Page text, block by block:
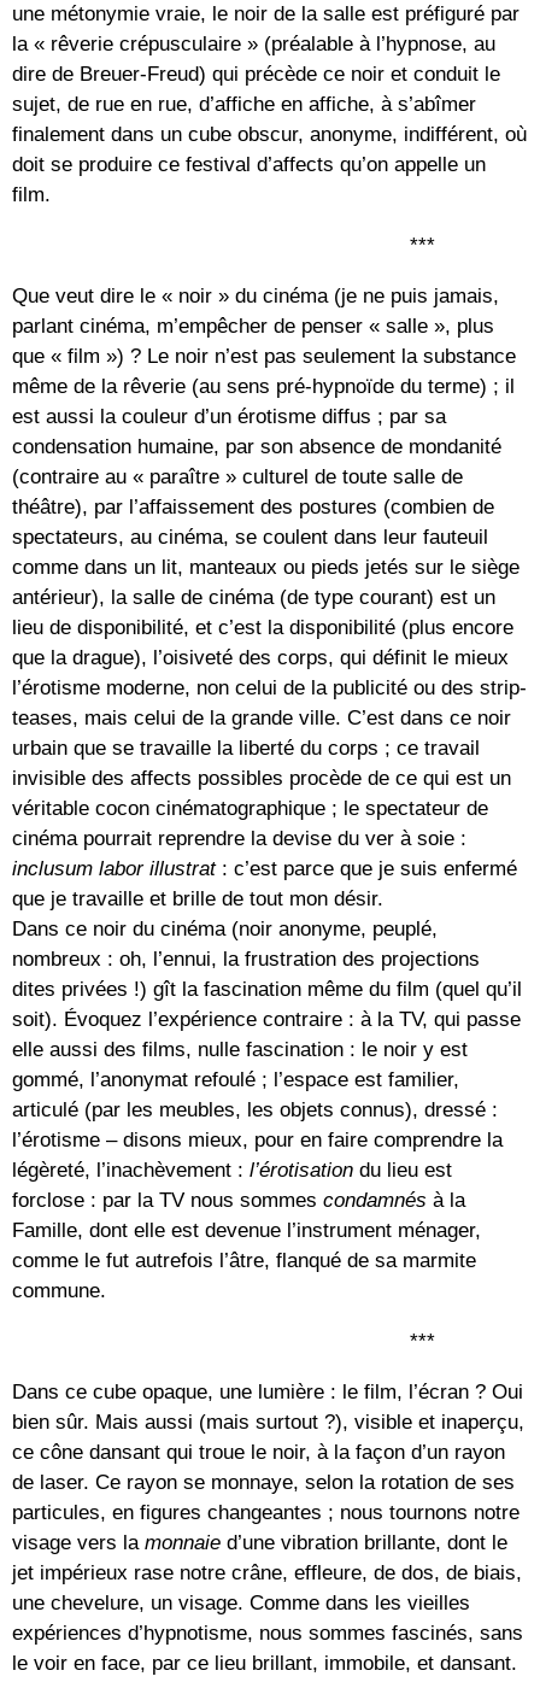
une métonymie vraie, le noir de la salle est préfiguré par
la « rêverie crépusculaire » (préalable à l’hypnose, au
dire de Breuer-Freud) qui précède ce noir et conduit le
sujet, de rue en rue, d’affiche en affiche, à s’abîmer
finalement dans un cube obscur, anonyme, indifférent, où
doit se produire ce festival d’affects qu’on appelle un
film.
***
Que veut dire le « noir » du cinéma (je ne puis jamais,
parlant cinéma, m’empêcher de penser « salle », plus
que « film ») ? Le noir n’est pas seulement la substance
même de la rêverie (au sens pré-hypnoïde du terme) ; il
est aussi la couleur d’un érotisme diffus ; par sa
condensation humaine, par son absence de mondanité
(contraire au « paraître » culturel de toute salle de
théâtre), par l’affaissement des postures (combien de
spectateurs, au cinéma, se coulent dans leur fauteuil
comme dans un lit, manteaux ou pieds jetés sur le siège
antérieur), la salle de cinéma (de type courant) est un
lieu de disponibilité, et c’est la disponibilité (plus encore
que la drague), l’oisiveté des corps, qui définit le mieux
l’érotisme moderne, non celui de la publicité ou des strip-
teases, mais celui de la grande ville. C’est dans ce noir
urbain que se travaille la liberté du corps ; ce travail
invisible des affects possibles procède de ce qui est un
véritable cocon cinématographique ; le spectateur de
cinéma pourrait reprendre la devise du ver à soie :
inclusum labor illustrat: c’est parce que je suis enfermé
que je travaille et brille de tout mon désir.
Dans ce noir du cinéma (noir anonyme, peuplé,
nombreux : oh, l’ennui, la frustration des projections
dites privées !) gît la fascination même du film (quel qu’il
soit). Évoquez l’expérience contraire : à la TV, qui passe
elle aussi des films, nulle fascination : le noir y est
gommé, l’anonymat refoulé ; l’espace est familier,
articulé (par les meubles, les objets connus), dressé :
l’érotisme – disons mieux, pour en faire comprendre la
légèreté, l’inachèvement : l’érotisation du lieu est
forclose : par la TV nous sommes condamnés à la
Famille, dont elle est devenue l’instrument ménager,
comme le fut autrefois l’âtre, flanqué de sa marmite
commune.
***
Dans ce cube opaque, une lumière : le film, l’écran ? Oui
bien sûr. Mais aussi (mais surtout ?), visible et inaperçu,
ce cône dansant qui troue le noir, à la façon d’un rayon
de laser. Ce rayon se monnaye, selon la rotation de ses
particules, en figures changeantes ; nous tournons notre
visage vers la monnaie d’une vibration brillante, dont le
jet impérieux rase notre crâne, effleure, de dos, de biais,
une chevelure, un visage. Comme dans les vieilles
expériences d’hypnotisme, nous sommes fascinés, sans
le voir en face, par ce lieu brillant, immobile, et dansant.